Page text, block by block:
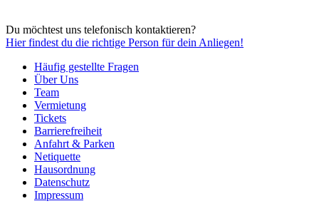
Du möchtest uns telefonisch kontaktieren?
Hierfindest du die richtige Person für dein Anliegen!
Häufig gestellte Fragen
Über Uns
Team
Vermietung
Tickets
Barrierefreiheit
Anfahrt & Parken
Netiquette
Hausordnung
Datenschutz
Impressum